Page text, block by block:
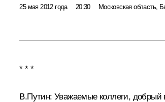
25 мая 2012 года 20:30 Московская область,
* * *
В.Путин: Уважаемые коллеги, добрый